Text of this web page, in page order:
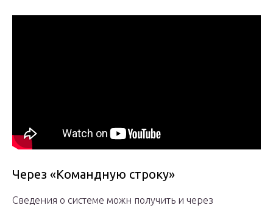
Через «Командную строку»
Сведения о системе можн получить и через